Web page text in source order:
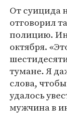
От суицида
отговорил
полицию.
октября.
тумане. Я
слова,
удалось
мужчина в